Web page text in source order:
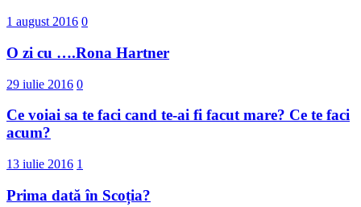
1 august 2016 0
O zi cu ….Rona Hartner
29 iulie 2016 0
Ce voiai sa te faci cand te-ai fi facut mare? Ce te faci
acum?
13 iulie 2016 1
Prima dată în Scoția?